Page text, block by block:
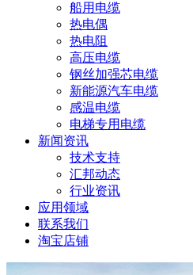
船用电缆
热电偶
热电阻
高压电缆
钢丝加强芯电缆
新能源汽车电缆
感温电缆
电梯专用电缆
新闻资讯
技术支持
汇邦动态
行业资讯
应用领域
联系我们
淘宝店铺